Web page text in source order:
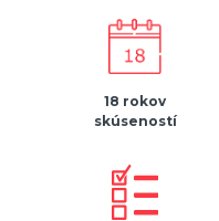
18 rokov
skúseností